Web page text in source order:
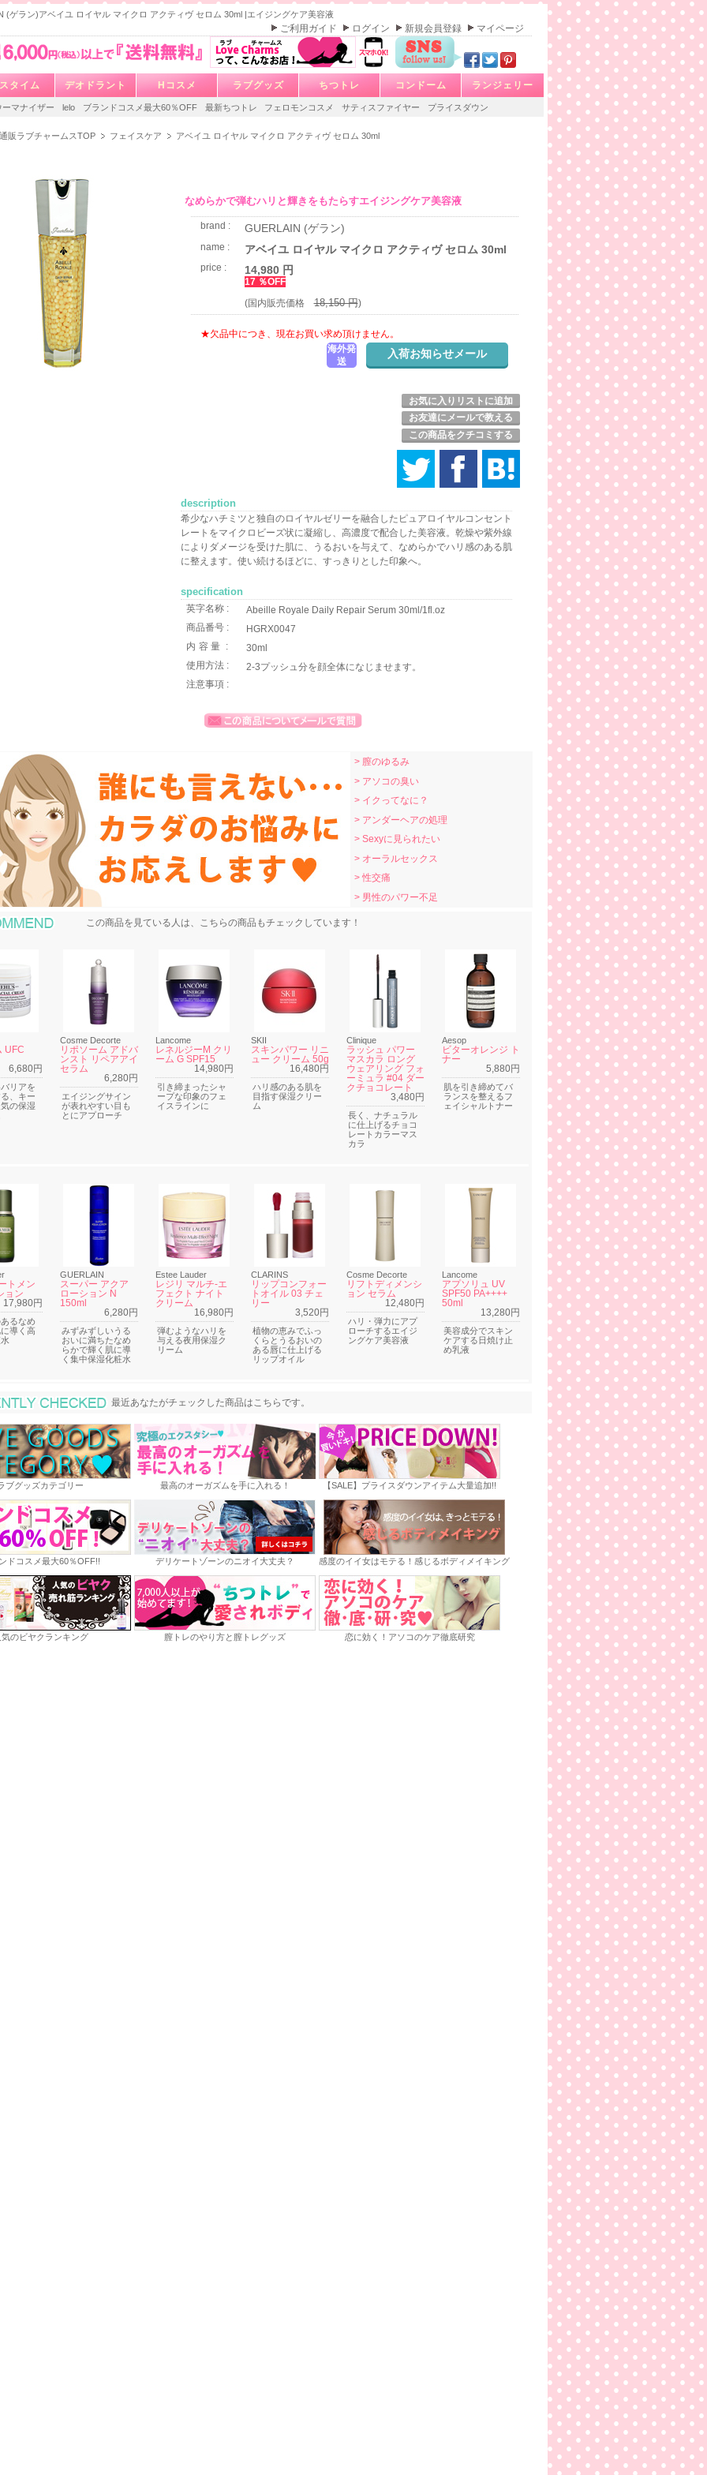
(ゲラン)アベイユ ロイヤル マイクロ アクティヴ セロム 30ml |エイジングケア美容液
ご利用ガイド ログイン 新規会員登録 マイページ
タイム デオドラント Hコスメ ラブグッズ ちつトレ コンドーム ランジェリー
ーマナイザー lelo ブランドコスメ最大60％OFF 最新ちつトレ フェロモンコスメ サティスファイヤー プライスダウン
販ラブチャームスTOP フェイスケア アベイユ ロイヤル マイクロ アクティヴ セロム 30ml
なめらかで弾むハリと輝きをもたらすエイジングケア美容液
brand : GUERLAIN (ゲラン)
name : アベイユ ロイヤル マイクロ アクティヴ セロム 30ml
price : 14,980 円
17 ％OFF
(国内販売価格18,150 円)
★欠品中につき、現在お買い求め頂けません。
海外発
送
お気に入りリストに追加
お友達にメールで教える
この商品をクチコミする
description
希少なハチミツと独自のロイヤルゼリーを融合したピュアロイヤルコンセント
レートをマイクロビーズ状に凝縮し、高濃度で配合した美容液。乾燥や紫外線
によりダメージを受けた肌に、うるおいを与えて、なめらかでハリ感のある肌
に整えます。使い続けるほどに、すっきりとした印象へ。
specification
英字名称 :
Abeille Royale Daily Repair Serum 30ml/1fl.oz
商品番号 :
HGRX0047
内容量 :
30ml
使用方法 :
2-3プッシュ分を顔全体になじませます。
注意事項 :
> 膣のゆるみ
> アソコの臭い
> イクってなに？
> アンダーヘアの処理
> Sexyに見られたい
> オーラルセックス
> 性交痛
> 男性のパワー不足
おすすめ商品
この商品を見ている人は、こちらの商品もチェックしています！
UFC
6,680円
リアを
、キー
の保湿
Cosme Decorte
リポソーム アドバ
ンスト リペアアイ
セラム
6,280円
エイジングサイン
が表れやすい目も
とにアプローチ
Lancome
レネルジーM クリ
ーム G SPF15
14,980円
引き締まったシャ
ープな印象のフェ
イスラインに
SKII
スキンパワー リニ
ュー クリーム 50g
16,480円
ハリ感のある肌を
目指す保湿クリー
ム
Clinique
ラッシュ パワー
マスカラ ロング
ウェアリング フォ
ーミュラ #04 ダー
クチョコレート
3,480円
長く、ナチュラル
に仕上げるチョコ
レートカラーマス
カラ
Aesop
ビターオレンジ ト
ナー
5,880円
肌を引き締めてバ
ランスを整えるフ
ェイシャルトナー
トメン
ョン
17,980円
るなめ
導く高
GUERLAIN
スーパー アクア
ローション N
150ml
6,280円
みずみずしいうる
おいに満ちたなめ
らかで輝く肌に導
く集中保湿化粧水
Estee Lauder
レジリ マルチ-エ
フェクト ナイト
クリーム
16,980円
弾むようなハリを
与える夜用保湿ク
リーム
CLARINS
リップコンフォー
トオイル 03 チェ
リー
3,520円
植物の恵みでふっ
くらとうるおいの
ある唇に仕上げる
リップオイル
Cosme Decorte
リフトディメンシ
ョン セラム
12,480円
ハリ・弾力にアプ
ローチするエイジ
ングケア美容液
Lancome
アプソリュ UV
SPF50 PA++++
50ml
13,280円
美容成分でスキン
ケアする日焼け止
め乳液
最近あなたがチェックした商品
最近あなたがチェックした商品はこちらです。
ブグッズカテゴリー 最高のオーガズムを手に入れる！ 【SALE】プライスダウンアイテム大量追加!!
ドコスメ最大60％OFF!! デリケートゾーンのニオイ大丈夫？ 感度のイイ女はモテる！感じるボディメイキング
のビヤクランキング 膣トレのやり方と膣トレグッズ 恋に効く！アソコのケア徹底研究